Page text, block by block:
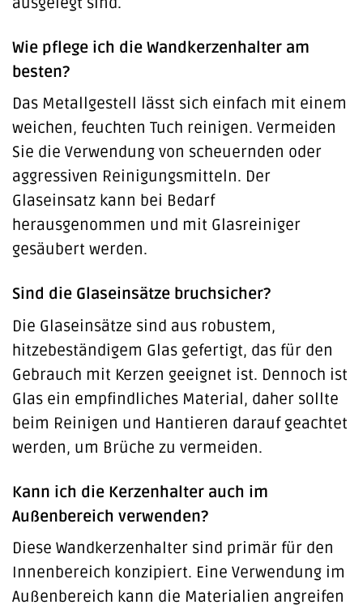
Wie pflege ich die Wandkerzenhalter am
besten?
Das Metallgestell lässt sich einfach mit einem
weichen, feuchten Tuch reinigen. Vermeiden
Sie die Verwendung von scheuernden oder
aggressiven Reinigungsmitteln. Der
Glaseinsatz kann bei Bedarf
herausgenommen und mit Glasreiniger
gesäubert werden.
Sind die Glaseinsätze bruchsicher?
Die Glaseinsätze sind aus robustem,
hitzebeständigem Glas gefertigt, das für den
Gebrauch mit Kerzen geeignet ist. Dennoch ist
Glas ein empfindliches Material, daher sollte
beim Reinigen und Hantieren darauf geachtet
werden, um Brüche zu vermeiden.
Kann ich die Kerzenhalter auch im
Außenbereich verwenden?
Diese Wandkerzenhalter sind primär für den
Innenbereich konzipiert. Eine Verwendung im
Außenbereich kann die Materialien angreifen